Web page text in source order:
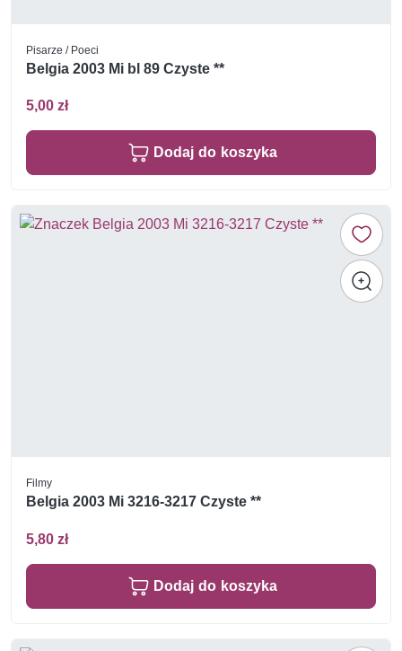
Pisarze / Poeci
Belgia 2003 Mi bl 89 Czyste **
5,00 zł
Dodaj do koszyka
Filmy
Belgia 2003 Mi 3216-3217 Czyste **
5,80 zł
Dodaj do koszyka